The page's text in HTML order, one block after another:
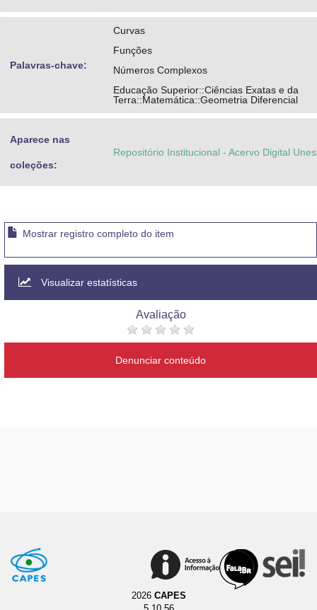
Palavras-chave:
Curvas
Funções
Números Complexos
Educação Superior::Ciências Exatas e da
Terra::Matemática::Geometria Diferencial
Aparece nas
coleções:
Repositório Institucional - Acervo Digital
Mostrar registro completo do item
Visualizar estatísticas
Avaliação
Denunciar conteúdo
2026 CAPES